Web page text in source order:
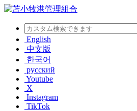
English
中文版
한국어
русский
Youtube
X
Instagram
TikTok